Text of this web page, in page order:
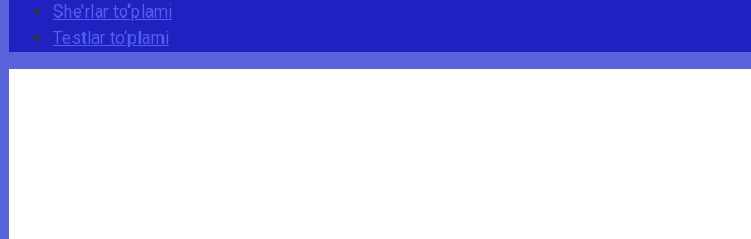
She’rlar to‘plami
Testlar to‘plami